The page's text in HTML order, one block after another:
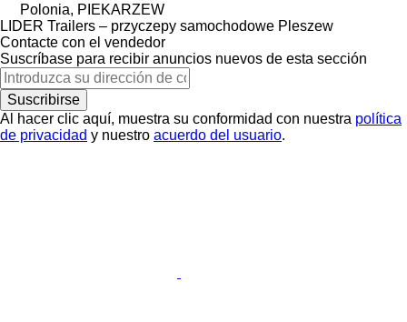
Polonia, PIEKARZEW
LIDER Trailers – przyczepy samochodowe Pleszew
Contacte con el vendedor
Suscríbase para recibir anuncios nuevos de esta sección
Suscribirse
Al hacer clic aquí, muestra su conformidad con nuestra política
de privacidad y nuestro acuerdo del usuario.